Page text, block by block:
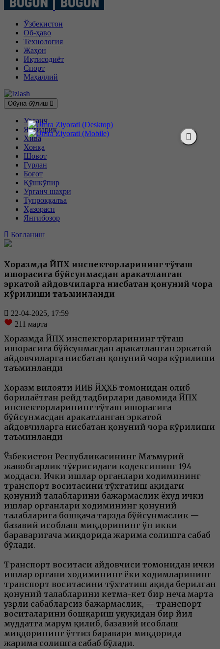
Ўзбекистон
Об-ҳаво
Технология
Жаҳон
Иқтисодиёт
Спорт
Маҳаллий
Обуна бўлиш
Урганч
Янгиариқ
Хива
Хонқа
Шовот
Гурлан
Боғот
Қўшкўпир
Урганч шаҳри
Тупроққалъа
Ҳазорасп
Янгибозор
Боғланиш
Хоразмда ЙПХ инспекторларининг тўҳташ
ишорасига бўйсунмасдан ҳаракатланган
эркатой ҳайдовчиларга нисбатан қонуний чора
кўрилиши таъминланди
22-04-2025, 17:59
211 марта
Хоразмда ЙПХ инспекторларининг тўҳташ
ишорасига бўйсунмасдан ҳаракатланган эркатой
ҳайдовчиларга нисбатан қонуний чора кўрилиши
таъминланди
Хоразм вилояти ИИБ ЙҲХБ томонидан олиб
борилаётган рейд тадбирлари давомида ЙПХ
инспекторларининг тўҳташ ишорасига
бўйсунмасдан ҳаракатланган эркатой
ҳайдовчиларга нисбатан қонуний чора кўрилиши
таъминланди
Ўзбекистон Республикасининг Маъмурий
жавобгарлик тўғрисидаги кодексининг 194
моддаси. Ички ишлар органлари ходимининг
транспорт воситасини тўхтатиш ҳақидаги
қонуний талабларини бажармаслик ёхуд ички
ишлар органлари ходимининг қонуний
талабларига бошқача тарзда бўйсунмаслик —
базавий ҳисоблаш миқдорининг ўн икки
бараваригача миқдорида жарима солишга сабаб
бўлади.
Транспорт воситаси ҳайдовчиси томонидан ички
ишлар органи ходимининг ёки ходимларининг
транспорт воситасини тўхтатиш ҳақида берилган
қонуний талабларини кетма-кет бир неча марта
узрли сабабларсиз бажармаслик, — транспорт
воситаларини бошқариш ҳуқуқидан бир йил
муддатга маҳрум қилиб, базавий ҳисоблаш
миқдорининг ўттиз баравари миқдорида
жарима солишга сабаб бўлади.